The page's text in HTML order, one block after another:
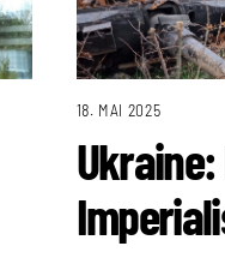
18. MAI 2025